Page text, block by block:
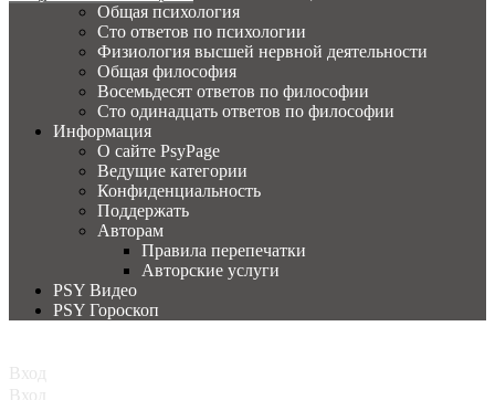
Общая психология
Сто ответов по психологии
Физиология высшей нервной деятельности
Общая философия
Восемьдесят ответов по философии
Сто одинадцать ответов по философии
Информация
О сайте PsyPage
Ведущие категории
Конфиденциальность
Поддержать
Авторам
Правила перепечатки
Авторские услуги
PSY Видео
PSY Гороскоп
Вход
Вход